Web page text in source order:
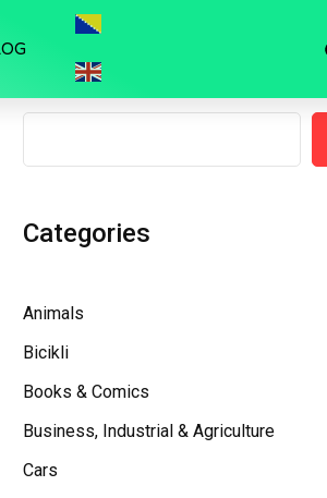
Search
Categories
Animals
Bicikli
Books & Comics
Business, Industrial & Agriculture
Cars